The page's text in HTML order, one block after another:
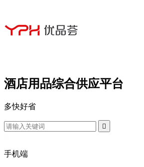
酒店用品综合供应平台
多快好省

手机端